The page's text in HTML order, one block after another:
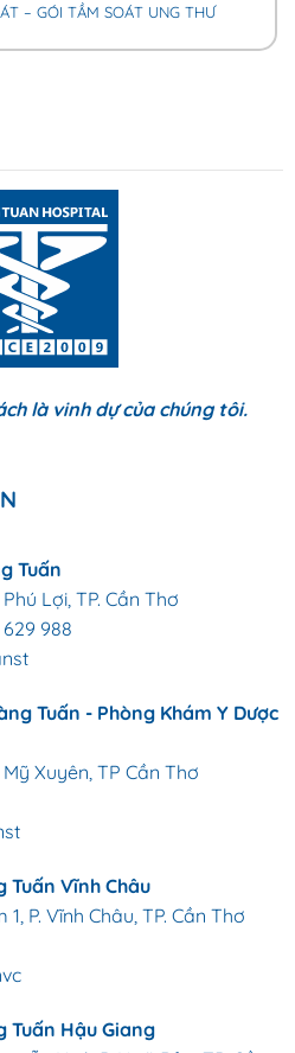
– GÓI TẦM SOÁT UNG THƯ
là vinh dự của chúng tôi.
Tuấn
Lợi, TP. Cần Thơ
988
Tuấn - Phòng Khám Y Dược
Xuyên, TP Cần Thơ
Tuấn Vĩnh Châu
P. Vĩnh Châu, TP. Cần Thơ
Tuấn Hậu Giang